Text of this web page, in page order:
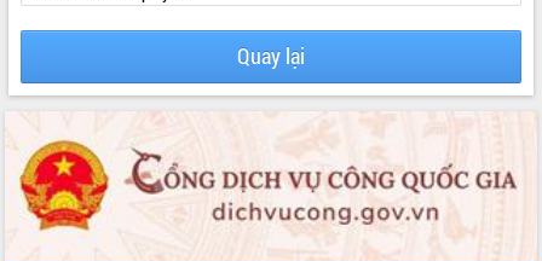
UBND CÁC XÃ, PHƯỜNG
THÔNG TIN CHỈ ĐẠO ĐIỀU HÀNH
VĂN BẢN HĐND TỈNH
ĐIỂM TIN VĂN BẢN
Quay lại